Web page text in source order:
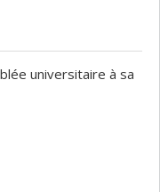
universitaire à sa